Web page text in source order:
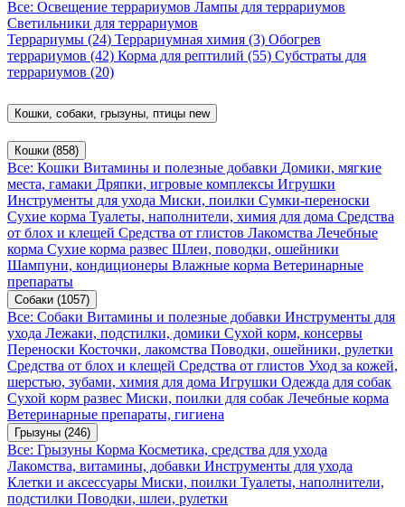
Все: Освещение террариумов Лампы для террариумов
Светильники для террариумов
Террариумы (24) Террариумная химия (3) Обогрев
террариумов (42) Корма для рептилий (55) Субстраты для
террариумов (20)
Кошки, собаки, грызуны, птицы new
Кошки (858)
Все: Кошки Витамины и полезные добавки Домики, мягкие
места, гамаки Дряпки, игровые комплексы Игрушки
Инструменты для ухода Миски, поилки Сумки-переноски
Сухие корма Туалеты, наполнители, химия для дома Средства
от блох и клещей Средства от глистов Лакомства Лечебные
корма Сухие корма развес Шлеи, поводки, ошейники
Шампуни, кондиционеры Влажные корма Ветеринарные
препараты
Собаки (1057)
Все: Собаки Витамины и полезные добавки Инструменты для
ухода Лежаки, подстилки, домики Сухой корм, консервы
Переноски Косточки, лакомства Поводки, ошейники, рулетки
Средства от блох и клещей Средства от глистов Уход за кожей,
шерстью, зубами, химия для дома Игрушки Одежда для собак
Сухой корм развес Миски, поилки для собак Лечебные корма
Ветеринарные препараты, гигиена
Грызуны (246)
Все: Грызуны Корма Косметика, средства для ухода
Лакомства, витамины, добавки Инструменты для ухода
Клетки и аксессуары Миски, поилки Туалеты, наполнители,
подстилки Поводки, шлеи, рулетки